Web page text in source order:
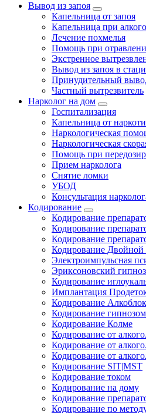
Вывод из запоя
Капельница от запоя
Капельница при
Лечение похмелья
Помощь при
Экстренное
Вывод из запоя в
Принудительный
Частный вытрезвитель
Нарколог на дом
Госпитализация
Капельница от
Наркологическая
Наркологическая
Помощь при
Прием нарколога
Снятие ломки
УБОД
Консультация
Кодирование
Кодирование
Кодирование
Кодирование
Кодирование Двойной
Электроимпульсная
Эриксоновский гипноз
Кодирование
Имплантация
Кодирование
Кодирование гипнозом
Кодирование Колме
Кодирование от
Кодирование от
Кодирование от
Кодирование SIT|MST
Кодирование током
Кодирование на дому
Кодирование
Кодирование по